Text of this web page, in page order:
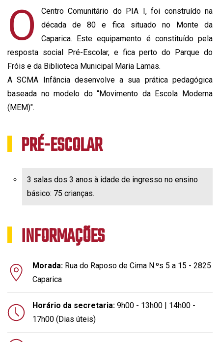
O
Centro Comunitário do PIA I, foi construído na
década de 80 e fica situado no Monte da
Caparica. Este equipamento é constituído pela
resposta social Pré-Escolar, e fica perto do Parque do
Fróis e da Biblioteca Municipal Maria Lamas.
A SCMA Infância desenvolve a sua prática pedagógica
baseada no modelo do “Movimento da Escola Moderna
(MEM)".
PRÉ-ESCOLAR
3 salas dos 3 anos à idade de ingresso no ensino
básico: 75 crianças.
INFORMAÇÕES
Morada: Rua do Raposo de Cima N.ºs 5 a 15 - 2825
Caparica
Horário da secretaria: 9h00 - 13h00 | 14h00 -
17h00 (Dias úteis)